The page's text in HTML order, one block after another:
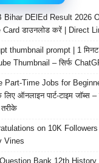
Bihar DElEd Result 2026
Card डाउनलोड करें | Direct
thumbnail prompt | 1 मिनट
Thumbnail – सिर्फ
Part-Time Jobs for
लिए ऑनलाइन पार्ट-टाइम जॉब्स
on 10K
Vines
Bank 12th History